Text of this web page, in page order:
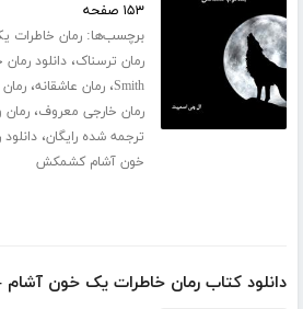
۱۵۳ صفحه
برچسب‌ها:رمان خاطرات
رمان ترسناک،دانلود
Smith،رمان عاشقانه،
رمان خارجی معروف،
ترجمه شده رایگان،
خون آشام کشمکش
دانلود کتاب رمان خاطرات یک خون